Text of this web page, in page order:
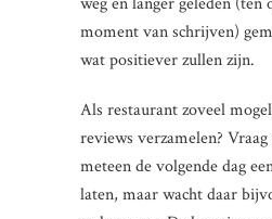
moment van schrijven)
wat positiever zullen zijn.
Als restaurant zoveel
reviews verzamelen?
meteen de volgende dag
laten, maar wacht daar